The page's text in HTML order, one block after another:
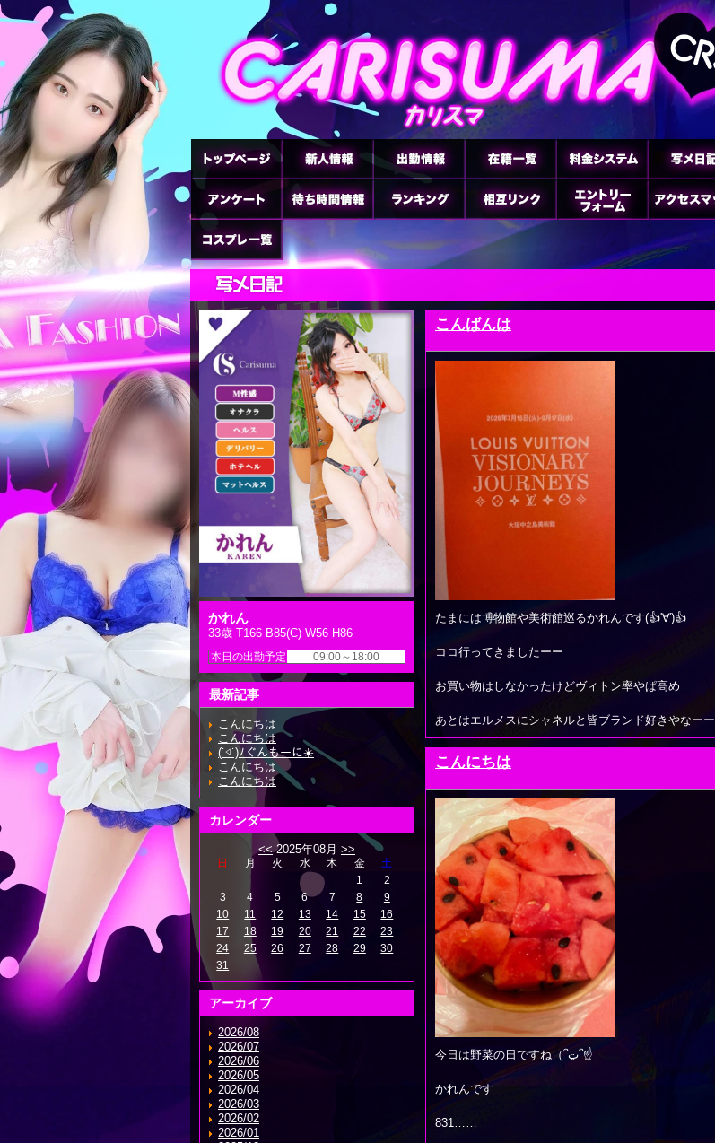
かれん
33歳 T166 B85(C) W56 H86
本日の出勤予定 09:00～18:00
最新記事
こんにちは
こんにちは
(˙◁˙)ﾉぐんもーに☀️
こんにちは
こんにちは
カレンダー
<< 2025年08月 >>
日 月 火 水 木 金
土
1
2
3
4 5 6 7 8
9
10
11 12 13 14 15
16
17
18 19 20 21 22
23
24
25 26 27 28 29
30
31
アーカイブ
2026/08
2026/07
2026/06
2026/05
2026/04
2026/03
2026/02
2026/01
こんばんは
たまには博物館や美術館巡るかれんです(👍'∀')👍
ココ行ってきましたーー
お買い物はしなかったけどヴィトン率やぱ高め
あとはエルメスにシャネルと皆ブランド好きやなーー
こんにちは
今日は野菜の日ですね（՞ټ՞☝
かれんです
831……